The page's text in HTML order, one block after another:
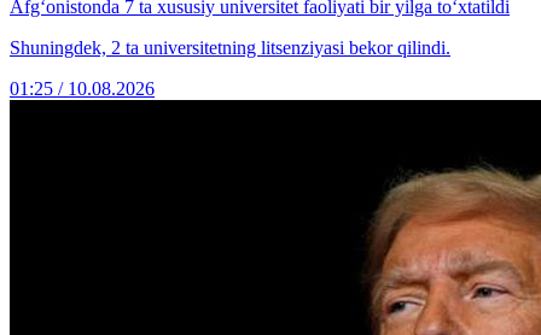
Afg‘onistonda 7 ta xususiy universitet faoliyati bir yilga to‘xtatildi
Shuningdek, 2 ta universitetning litsenziyasi bekor qilindi.
01:25 / 10.08.2026